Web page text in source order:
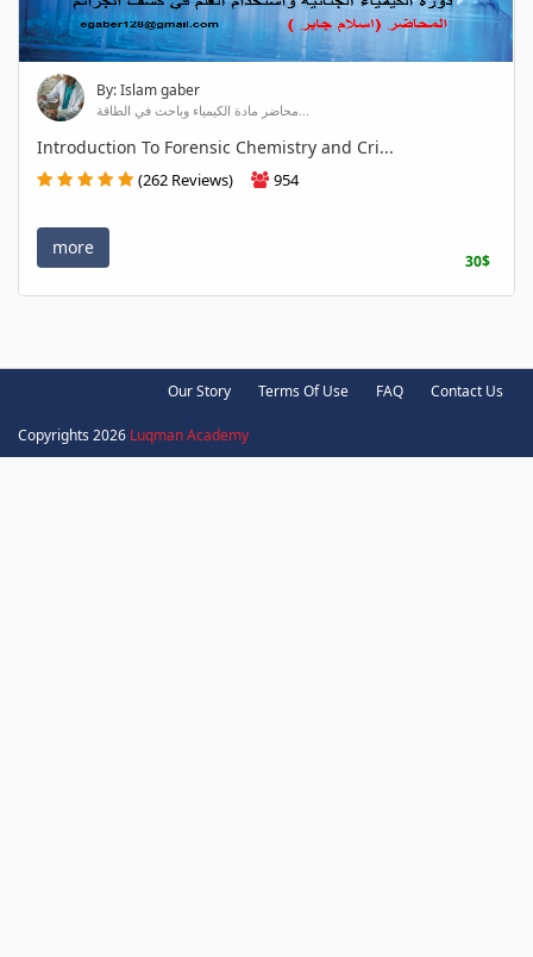
By: Islam gaber
محاضر مادة الكيمياء وباحث في الطاقة...
Introduction To Forensic Chemistry and Cri...
(262 Reviews) 954
more
30$
Our Story Terms Of Use FAQ Contact Us
Copyrights 2026 Luqman Academy